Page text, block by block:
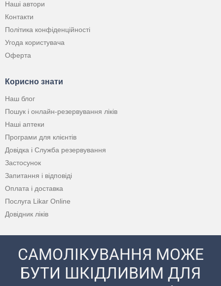
Наші автори
Контакти
Політика конфіденційності
Угода користувача
Оферта
Корисно знати
Наш блог
Пошук і онлайн-резервування ліків
Наші аптеки
Програми для клієнтів
Довідка і Служба резервування
Застосунок
Запитання і відповіді
Оплата і доставка
Послуга Likar Online
Довідник ліків
САМОЛІКУВАННЯ МОЖЕ
БУТИ ШКІДЛИВИМ ДЛЯ